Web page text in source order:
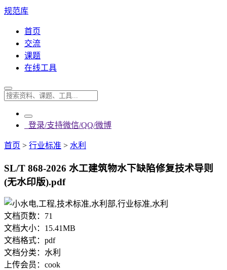
规范库
首页
交流
课题
在线工具
登录/支持微信/QQ/微博
首页 > 行业标准 > 水利
SL/T 868-2026 水工建筑物水下缺陷修复技术导则
(无水印版).pdf
文档页数： 71
文档大小： 15.41MB
文档格式： pdf
文档分类： 水利
上传会员： cook